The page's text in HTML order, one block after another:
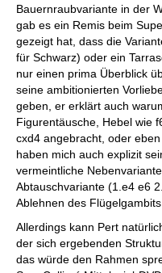
Bauernraubvariante in der
gab es ein Remis beim
gezeigt hat, dass die
für Schwarz) oder ein
nur einen prima Überblick
seine ambitionierten
geben, er erklärt auch
Figurentäusche, Hebel wie
cxd4 angebracht, oder
haben mich auch explizit
vermeintliche
Abtauschvariante (1.e4 e6
Ablehnen des
Allerdings kann Pert
der sich ergebenden
das würde den Rahmen